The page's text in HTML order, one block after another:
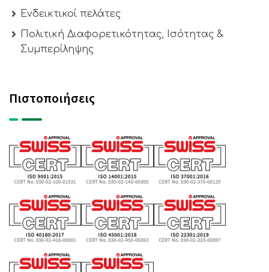
Ενδεικτικοί πελάτες
Πολιτική Διαφορετικότητας, Ισότητας &
Συμπερίληψης
Πιστοποιήσεις